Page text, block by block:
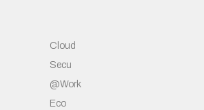
Cloud
Secu
@Work
Eco